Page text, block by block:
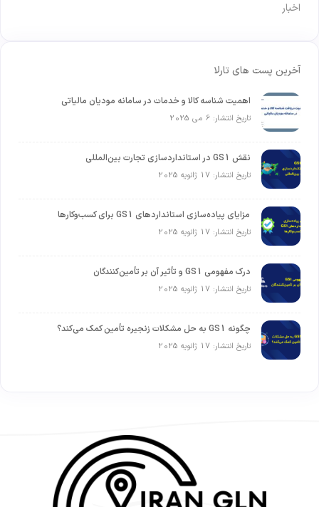
اخبار
آخرین پست های تارلا
اهمیت شناسه کالا و خدمات در سامانه مودیان مالیاتی
تاریخ انتشار: 6 می 2025
نقش GS1 در استانداردسازی تجارت بین‌المللی
تاریخ انتشار: 17 ژانویه 2025
مزایای پیاده‌سازی استانداردهای GS1 برای کسب‌وکارها
تاریخ انتشار: 17 ژانویه 2025
درک مفهومی GS1 و تأثیر آن بر تأمین‌کنندگان
تاریخ انتشار: 17 ژانویه 2025
چگونه GS1 به حل مشکلات زنجیره تأمین کمک می‌کند؟
تاریخ انتشار: 17 ژانویه 2025